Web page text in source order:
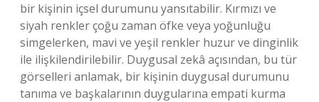
bir kişinin içsel durumunu yansıtabilir. Kırmızı ve
siyah renkler çoğu zaman öfke veya yoğunluğu
simgelerken, mavi ve yeşil renkler huzur ve dinginlik
ile ilişkilendirilebilir. Duygusal zekâ açısından, bu tür
görselleri anlamak, bir kişinin duygusal durumunu
tanıma ve başkalarının duygularına empati kurma